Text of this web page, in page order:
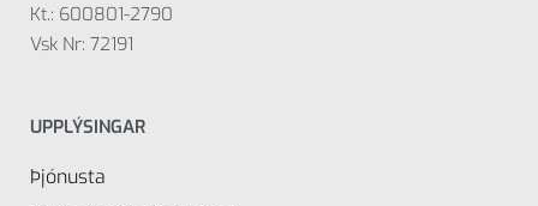
Kt.: 600801-2790
Vsk Nr: 72191
UPPLÝSINGAR
Þjónusta